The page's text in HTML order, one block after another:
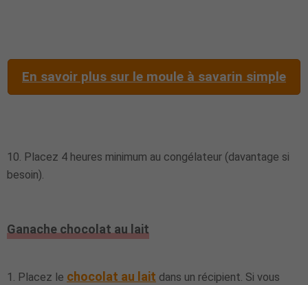
En savoir plus sur le moule à savarin simple
10. Placez 4 heures minimum au congélateur (davantage si
besoin).
Ganache chocolat au lait
1. Placez le chocolat au lait dans un récipient. Si vous